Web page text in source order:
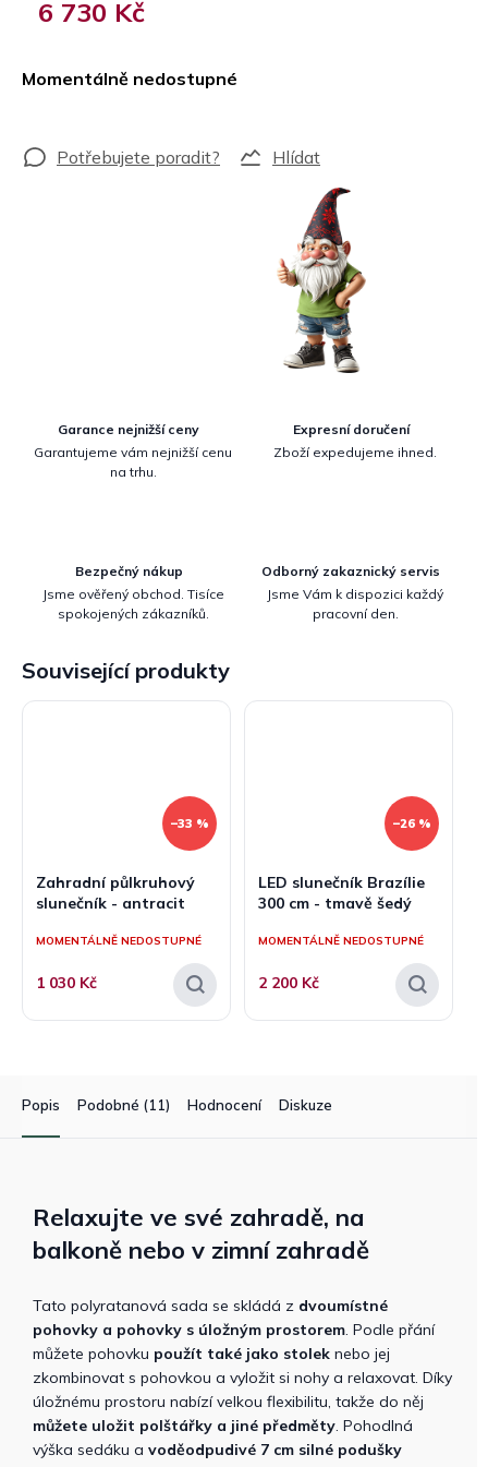
6 730 Kč
Momentálně nedostupné
Hlídat
Garance nejnižší ceny
Garantujeme vám nejnižší cenu
na trhu.
Expresní doručení
Zboží expedujeme ihned.
Bezpečný nákup
Jsme ověřený obchod. Tisíce
spokojených zákazníků.
Odborný zakaznický servis
Jsme Vám k dispozici každý
pracovní den.
Související produkty
–33 %
Zahradní půlkruhový
slunečník - antracit
MOMENTÁLNĚ NEDOSTUPNÉ
1 030 Kč
–26 %
LED slunečník Brazílie
300 cm - tmavě šedý
MOMENTÁLNĚ NEDOSTUPNÉ
2 200 Kč
Popis Podobné (11) Hodnocení Diskuze
Relaxujte ve své zahradě, na
balkoně nebo v zimní zahradě
Tato polyratanová sada se skládá z dvoumístné
pohovky a pohovky s úložným prostorem. Podle přání
můžete pohovku použít také jako stolek nebo jej
zkombinovat s pohovkou a vyložit si nohy a relaxovat. Díky
úložnému prostoru nabízí velkou flexibilitu, takže do něj
můžete uložit polštářky a jiné předměty. Pohodlná
výška sedáku a voděodpudivé 7 cm silné podušky